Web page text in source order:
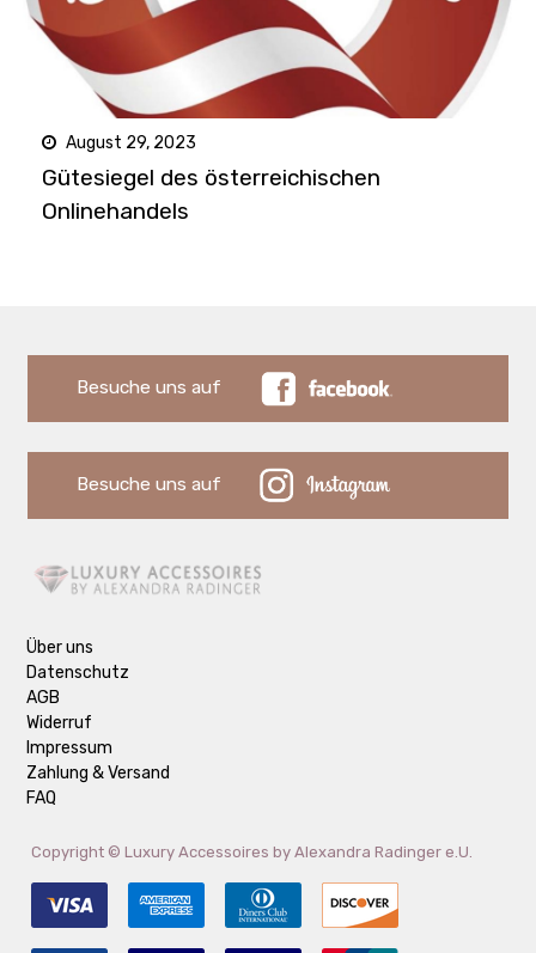
August 29, 2023
Gütesiegel des österreichischen
Onlinehandels
Besuche uns auf
Besuche uns auf
Über uns
Datenschutz
AGB
Widerruf
Impressum
Zahlung & Versand
FAQ
Copyright © Luxury Accessoires by Alexandra Radinger e.U.